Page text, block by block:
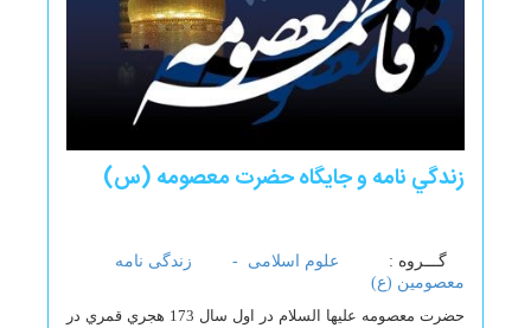
زندگي نامه و جایگاه حضرت معصومه (س)
گـــروه : علوم اسلامی -
زندگی نامه
معصومین (ع)
حضرت معصومه عليها السلام در اول سال 173 هجري قمري در